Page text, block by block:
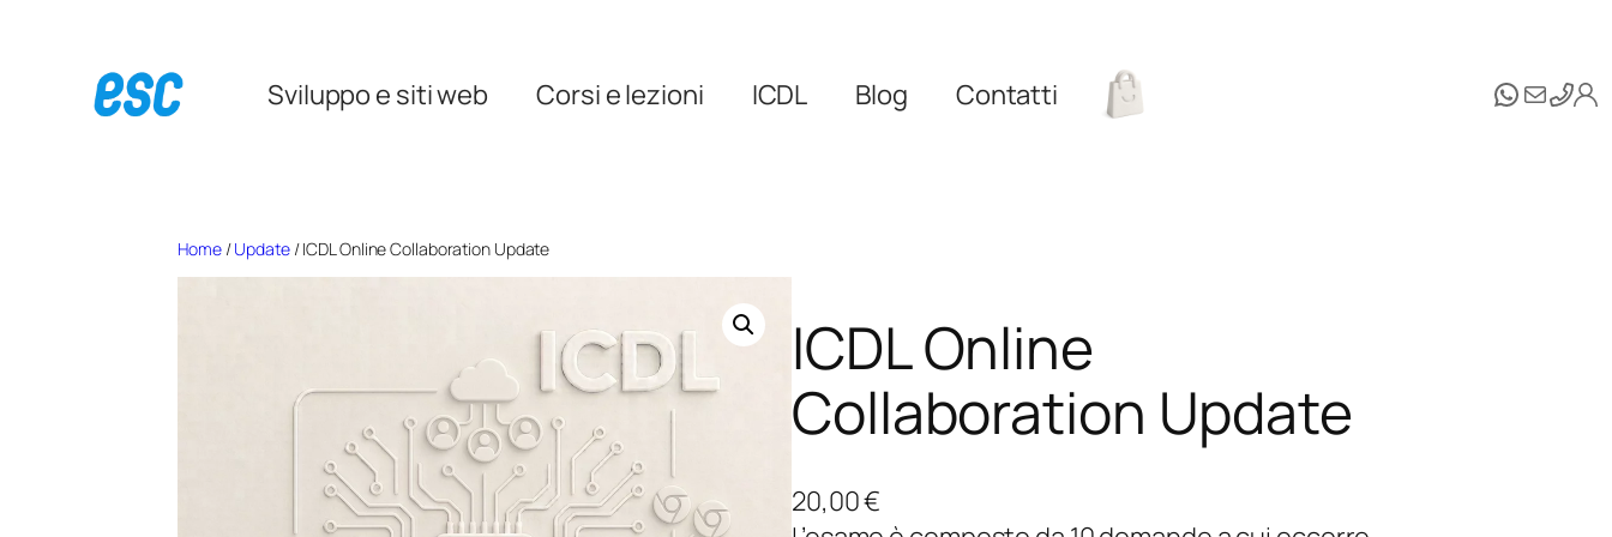
contenuto
Sviluppo e siti web Corsi e lezioni ICDL Blog Contatti Email
Home/Update/ ICDL Online Collaboration Update
ICDL Online
Collaboration Update
20,00€